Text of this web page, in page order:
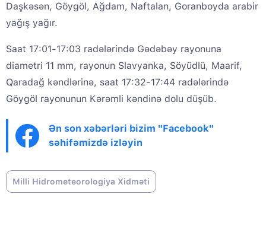
Daşkəsən, Göygöl, Ağdam, Naftalan, Goranboyda arabir
yağış yağır.
Saat 17:01-17:03 radələrində Gədəbəy rayonuna
diametri 11 mm, rayonun Slavyanka, Söyüdlü, Maarif,
Qaradağ kəndlərinə, saat 17:32-17:44 radələrində
Göygöl rayonunun Kərəmli kəndinə dolu düşüb.
Ən son xəbərləri bizim "Facebook"
səhifəmizdə izləyin
Milli Hidrometeorologiya Xidməti